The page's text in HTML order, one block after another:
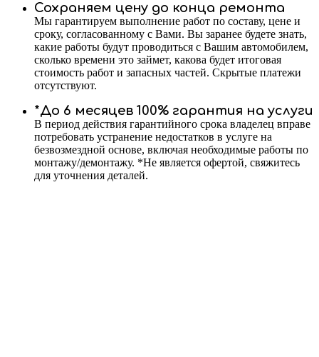
Сохраняем цену до конца ремонта
Мы гарантируем выполнение работ по составу, цене и
сроку, согласованному с Вами. Вы заранее будете знать,
какие работы будут проводиться с Вашим автомобилем,
сколько времени это займет, какова будет итоговая
стоимость работ и запасных частей. Скрытые платежи
отсутствуют.
*До 6 месяцев 100% гарантия на услуги
В период действия гарантийного срока владелец вправе
потребовать устранение недостатков в услуге на
безвозмездной основе, включая необходимые работы по
монтажу/демонтажу. *Не является офертой, свяжитесь
для уточнения деталей.